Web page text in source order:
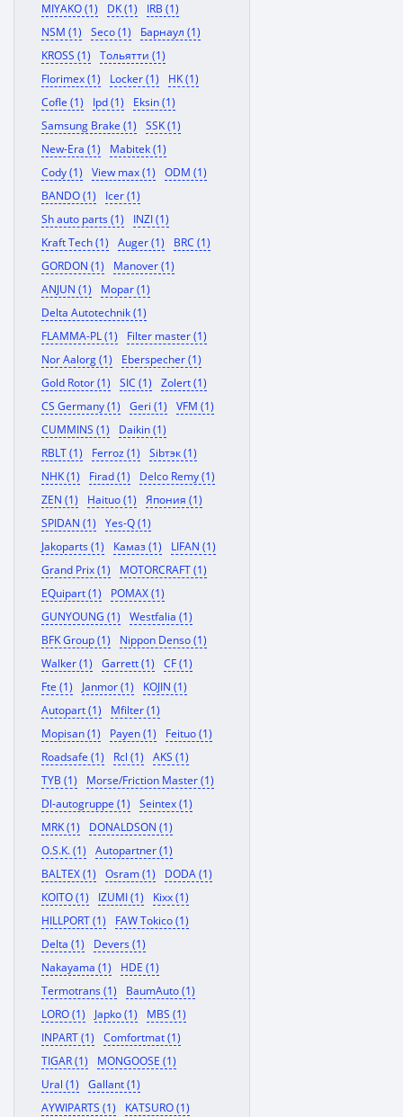
MIYAKO (1)
DK (1)
IRB (1)
NSM (1)
Seco (1)
Барнаул (1)
KROSS (1)
Тольятти (1)
Florimex (1)
Locker (1)
HK (1)
Cofle (1)
Ipd (1)
Eksin (1)
Samsung Brake (1)
SSK (1)
New-Era (1)
Mabitek (1)
Cody (1)
View max (1)
ODM (1)
BANDO (1)
Icer (1)
Sh auto parts (1)
INZI (1)
Kraft Tech (1)
Auger (1)
BRC (1)
GORDON (1)
Manover (1)
ANJUN (1)
Mopar (1)
Delta Autotechnik (1)
FLAMMA-PL (1)
Filter master (1)
Nor Aalorg (1)
Eberspecher (1)
Gold Rotor (1)
SIC (1)
Zolert (1)
CS Germany (1)
Geri (1)
VFM (1)
CUMMINS (1)
Daikin (1)
RBLT (1)
Ferroz (1)
Sibтэк (1)
NHK (1)
Firad (1)
Delco Remy (1)
ZEN (1)
Haituo (1)
Япония (1)
SPIDAN (1)
Yes-Q (1)
Jakoparts (1)
Камаз (1)
LIFAN (1)
Grand Prix (1)
MOTORCRAFT (1)
EQuipart (1)
POMAX (1)
GUNYOUNG (1)
Westfalia (1)
BFK Group (1)
Nippon Denso (1)
Walker (1)
Garrett (1)
CF (1)
Fte (1)
Janmor (1)
KOJIN (1)
Autopart (1)
Mfilter (1)
Mopisan (1)
Payen (1)
Feituo (1)
Roadsafe (1)
Rcl (1)
AKS (1)
TYB (1)
Morse/Friction Master (1)
Dl-autogruppe (1)
Seintex (1)
MRK (1)
DONALDSON (1)
O.S.K. (1)
Autopartner (1)
BALTEX (1)
Osram (1)
DODA (1)
KOITO (1)
IZUMI (1)
Kixx (1)
HILLPORT (1)
FAW Tokico (1)
Delta (1)
Devers (1)
Nakayama (1)
HDE (1)
Termotrans (1)
BaumAuto (1)
LORO (1)
Japko (1)
MBS (1)
INPART (1)
Comfortmat (1)
TIGAR (1)
MONGOOSE (1)
Ural (1)
Gallant (1)
AYWIPARTS (1)
KATSURO (1)